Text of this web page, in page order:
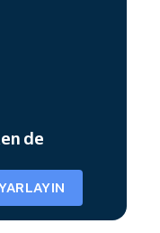
de